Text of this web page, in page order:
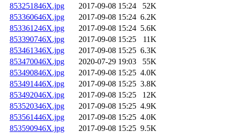
853251846X.jpg
2017-09-08 15:24
52K
853360646X.jpg
2017-09-08 15:24 6.2K
853361246X.jpg
2017-09-08 15:24 5.6K
853390746X.jpg
2017-09-08 15:25
11K
853461346X.jpg
2017-09-08 15:25 6.3K
853470046X.jpg
2020-07-29 19:03
55K
853490846X.jpg
2017-09-08 15:25 4.0K
853491446X.jpg
2017-09-08 15:25 3.8K
853492046X.jpg
2017-09-08 15:25
12K
853520346X.jpg
2017-09-08 15:25 4.9K
853561446X.jpg
2017-09-08 15:25 4.0K
853590946X.jpg
2017-09-08 15:25 9.5K